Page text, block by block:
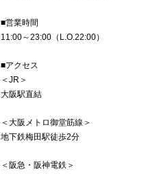
■営業時間
11:00～23:00（L.O.22:00）
■アクセス
＜JR＞
大阪駅直結
＜大阪メトロ御堂筋線＞
地下鉄梅田駅徒歩2分
＜阪急・阪神電鉄＞